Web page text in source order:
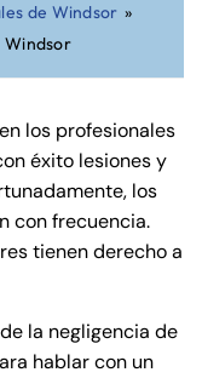
de Windsor »
Windsor
los profesionales
éxito lesiones y
los
con frecuencia.
tienen derecho a
la negligencia de
hablar con un